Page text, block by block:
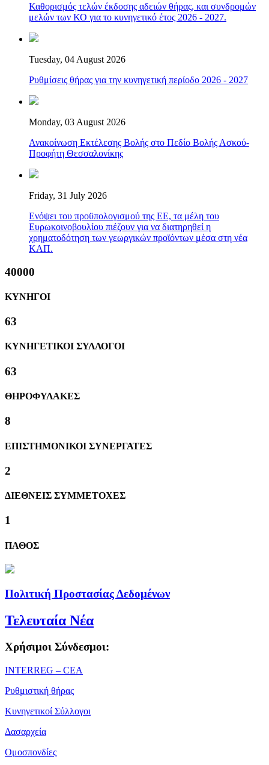
Καθορισμός τελών έκδοσης αδειών θήρας, και συνδρομών
μελών των ΚΟ για το κυνηγετικό έτος 2026 - 2027.
Tuesday, 04 August 2026
Ρυθμίσεις θήρας για την κυνηγετική περίοδο 2026 - 2027
Monday, 03 August 2026
Ανακοίνωση Εκτέλεσης Βολής στο Πεδίο Βολής Ασκού-
Προφήτη Θεσσαλονίκης
Friday, 31 July 2026
Ενόψει του προϋπολογισμού της ΕΕ, τα μέλη του
Ευρωκοινοβουλίου πιέζουν για να διατηρηθεί η
χρηματοδότηση των γεωργικών προϊόντων μέσα στη νέα
ΚΑΠ.
40000
ΚΥΝΗΓΟΙ
63
ΚΥΝΗΓΕΤΙΚΟΙ ΣΥΛΛΟΓΟΙ
63
ΘΗΡΟΦΥΛΑΚΕΣ
8
ΕΠΙΣΤΗΜΟΝΙΚΟΙ ΣΥΝΕΡΓΑΤΕΣ
2
ΔΙΕΘΝΕΙΣ ΣΥΜΜΕΤΟΧΕΣ
1
ΠΑΘΟΣ
Πολιτική Προστασίας Δεδομένων
Τελευταία Νέα
Χρήσιμοι Σύνδεσμοι:
ΙΝΤΕRREG – CEA
Ρυθμιστική θήρας
Κυνηγετικοί Σύλλογοι
Δασαρχεία
Ομοσπονδίες